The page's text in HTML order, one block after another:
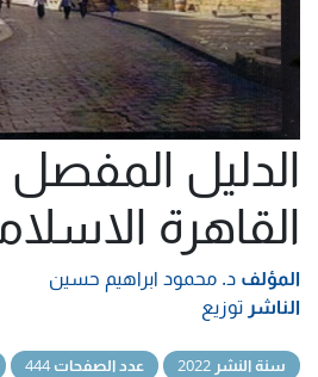
الدليل المفصل
القاهرة
المؤلف د. محمود ابراهيم حسين
الناشر توزيع
سنة النشر عدد الصفحات